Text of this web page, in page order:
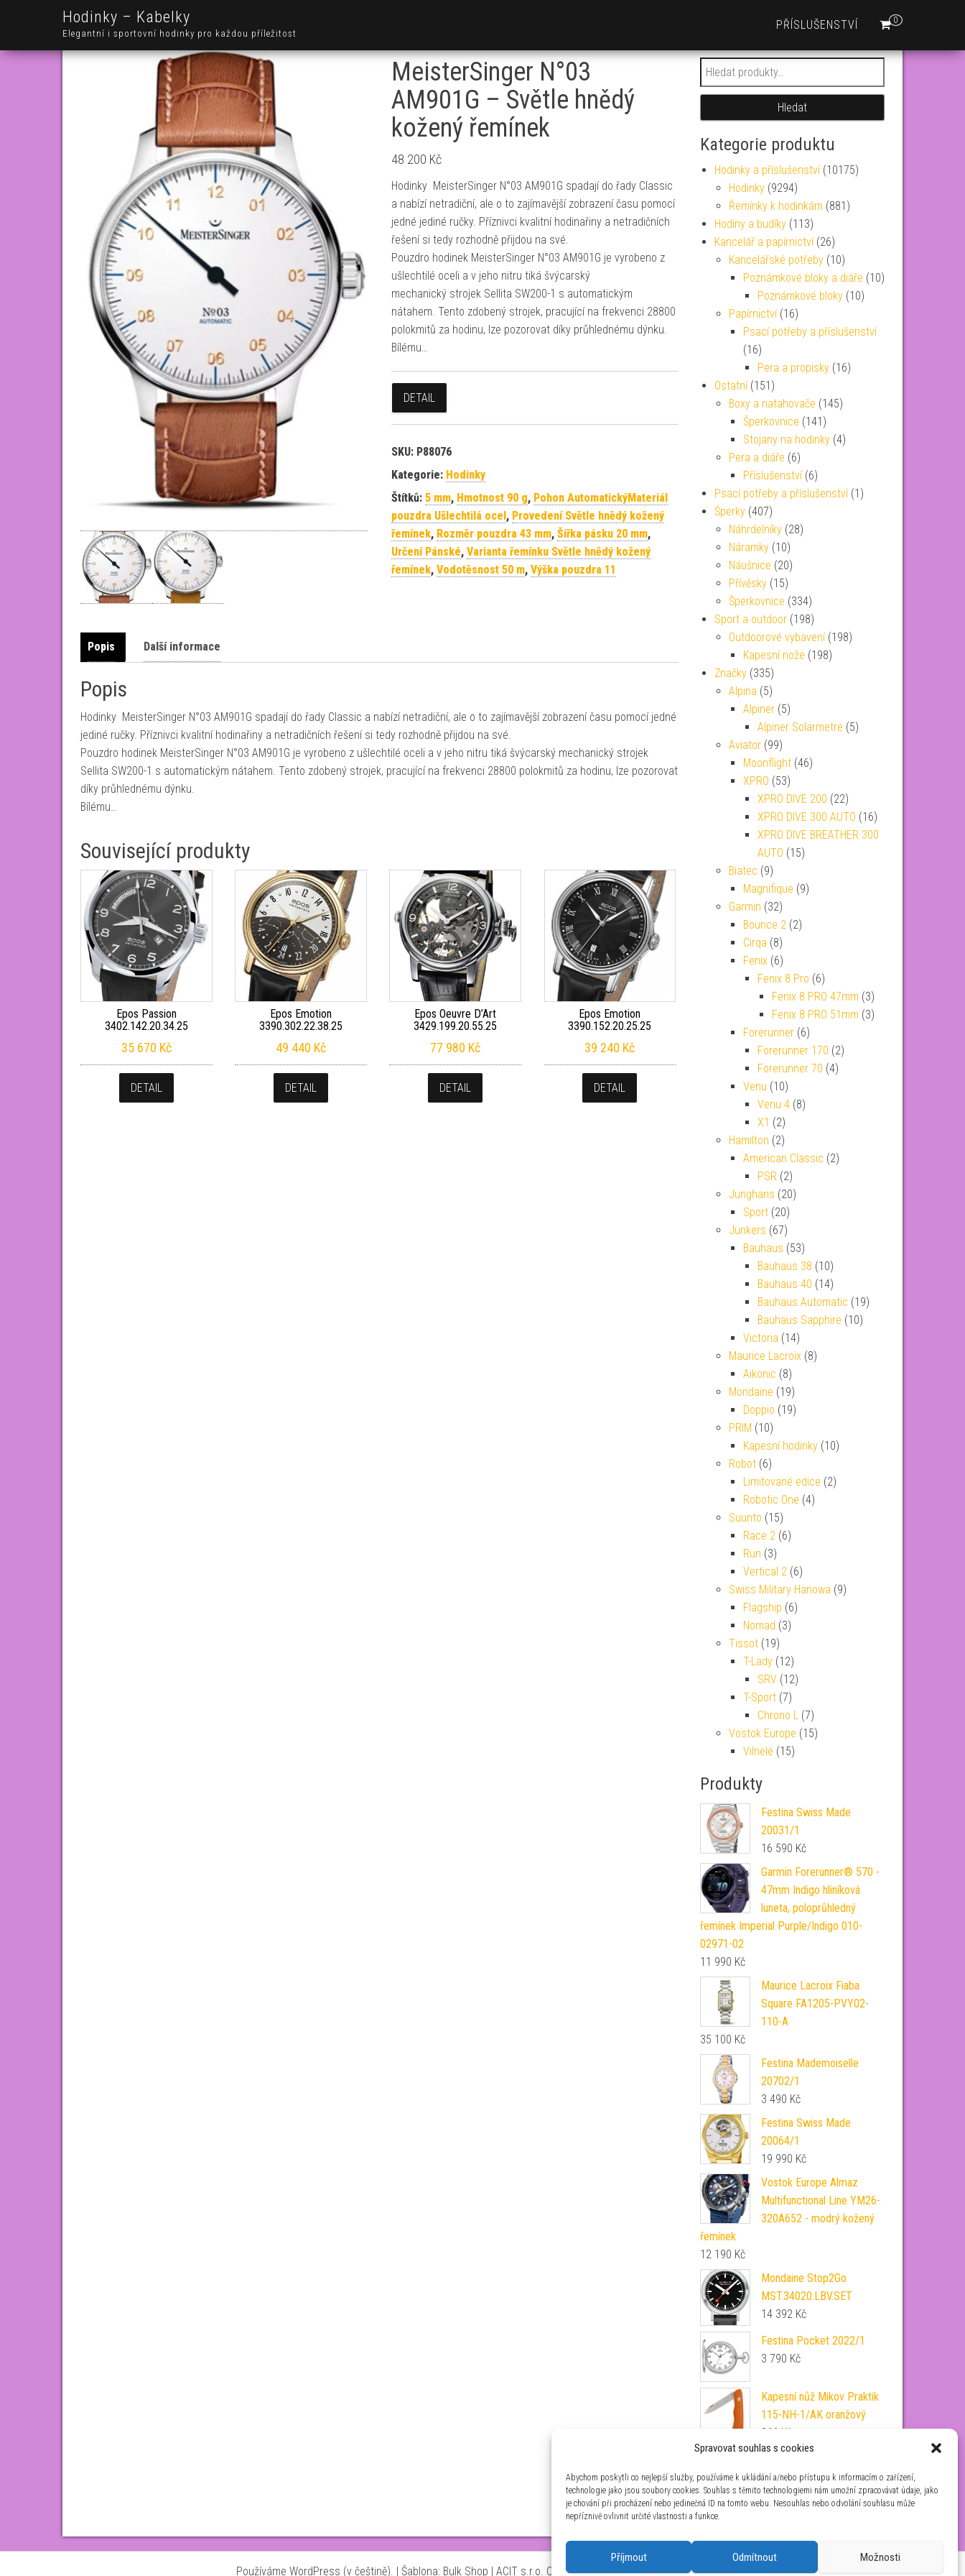
Spravovat souhlas s cookies
Abychom poskytli co nejlepší služby, používáme k ukládání a/nebo přístupu k informacím o zařízení,
technologie jako jsou soubory cookies. Souhlas s těmito technologiemi nám umožní zpracovávat údaje, jako
je chování při procházení nebo jedinečná ID na tomto webu. Nesouhlas nebo odvolání souhlasu může
nepříznivě ovlivnit určité vlastnosti a funkce.
Příjmout Odmítnout Možnosti
Hodinky – Kabelky
Elegantní i sportovní hodinky pro každou příležitost
0
PŘÍSLUŠENSTVÍ
MeisterSinger N°03
AM901G – Světle hnědý
kožený řemínek
48 200 Kč
Hodinky MeisterSinger N°03 AM901G spadají do řady Classic
a nabízí netradiční, ale o to zajímavější zobrazení času pomocí
jedné jediné ručky. Příznivci kvalitní hodinařiny a netradičních
řešení si tedy rozhodně přijdou na své.
Pouzdro hodinek MeisterSinger N°03 AM901G je vyrobeno z
ušlechtilé oceli a v jeho nitru tiká švýcarský
mechanický strojek Sellita SW200-1 s automatickým
nátahem. Tento zdobený strojek, pracující na frekvenci 28800
polokmitů za hodinu, lze pozorovat díky průhlednému dýnku.
Bílému…
DETAIL
SKU: P88076
Kategorie: Hodinky
Štítků: 5 mm, Hmotnost 90 g, Pohon AutomatickýMateriál
pouzdra Ušlechtilá ocel, Provedení Světle hnědý kožený
řemínek, Rozměr pouzdra 43 mm, Šířka pásku 20 mm,
Určení Pánské, Varianta řemínku Světle hnědý kožený
řemínek, Vodotěsnost 50 m, Výška pouzdra 11
Popis Další informace
Popis
Hodinky MeisterSinger N°03 AM901G spadají do řady Classic a nabízí netradiční, ale o to zajímavější zobrazení času pomocí jedné
jediné ručky. Příznivci kvalitní hodinařiny a netradičních řešení si tedy rozhodně přijdou na své.
Pouzdro hodinek MeisterSinger N°03 AM901G je vyrobeno z ušlechtilé oceli a v jeho nitru tiká švýcarský mechanický strojek
Sellita SW200-1 s automatickým nátahem. Tento zdobený strojek, pracující na frekvenci 28800 polokmitů za hodinu, lze pozorovat
díky průhlednému dýnku.
Bílému…
Související produkty
Epos Passion
3402.142.20.34.25
35 670 Kč
DETAIL
Epos Emotion
3390.302.22.38.25
49 440 Kč
DETAIL
Epos Oeuvre D’Art
3429.199.20.55.25
77 980 Kč
DETAIL
Epos Emotion
3390.152.20.25.25
39 240 Kč
DETAIL
Hledat:
Hledat
Kategorie produktu
Hodinky a příslušenství (10175)
Hodinky (9294)
Řemínky k hodinkám (881)
Hodiny a budíky (113)
Kancelář a papírnictví (26)
Kancelářské potřeby (10)
Poznámkové bloky a diáře (10)
Poznámkové bloky (10)
Papírnictví (16)
Psací potřeby a příslušenství
(16)
Pera a propisky (16)
Ostatní (151)
Boxy a natahovače (145)
Šperkovnice (141)
Stojany na hodinky (4)
Pera a diáře (6)
Příslušenství (6)
Psací potřeby a příslušenství (1)
Šperky (407)
Náhrdelníky (28)
Náramky (10)
Náušnice (20)
Přívěsky (15)
Šperkovnice (334)
Sport a outdoor (198)
Outdoorové vybavení (198)
Kapesní nože (198)
Značky (335)
Alpina (5)
Alpiner (5)
Alpiner Solarmetre (5)
Aviator (99)
Moonflight (46)
XPRO (53)
XPRO DIVE 200 (22)
XPRO DIVE 300 AUTO (16)
XPRO DIVE BREATHER 300
AUTO (15)
Biatec (9)
Magnifique (9)
Garmin (32)
Bounce 2 (2)
Cirqa (8)
Fenix (6)
Fenix 8 Pro (6)
Fenix 8 PRO 47mm (3)
Fenix 8 PRO 51mm (3)
Forerunner (6)
Forerunner 170 (2)
Forerunner 70 (4)
Venu (10)
Venu 4 (8)
X1 (2)
Hamilton (2)
American Classic (2)
PSR (2)
Junghans (20)
Sport (20)
Junkers (67)
Bauhaus (53)
Bauhaus 38 (10)
Bauhaus 40 (14)
Bauhaus Automatic (19)
Bauhaus Sapphire (10)
Victoria (14)
Maurice Lacroix (8)
Aikonic (8)
Mondaine (19)
Doppio (19)
PRIM (10)
Kapesní hodinky (10)
Robot (6)
Limitované edice (2)
Robotic One (4)
Suunto (15)
Race 2 (6)
Run (3)
Vertical 2 (6)
Swiss Military Hanowa (9)
Flagship (6)
Nomad (3)
Tissot (19)
T-Lady (12)
SRV (12)
T-Sport (7)
Chrono L (7)
Vostok Europe (15)
Vilnelé (15)
Produkty
Festina Swiss Made
20031/1
16 590 Kč
Garmin Forerunner® 570 -
47mm Indigo hliníková
luneta, poloprůhledný
řemínek Imperial Purple/Indigo 010-
02971-02
11 990 Kč
Maurice Lacroix Fiaba
Square FA1205-PVY02-
110-A
35 100 Kč
Festina Mademoiselle
20702/1
3 490 Kč
Festina Swiss Made
20064/1
19 990 Kč
Vostok Europe Almaz
Multifunctional Line YM26-
320A652 - modrý kožený
řemínek
12 190 Kč
Mondaine Stop2Go
MST.34020.LBV.SET
14 392 Kč
Festina Pocket 2022/1
3 790 Kč
Kapesní nůž Mikov Praktik
115-NH-1/AK oranžový
366 Kč
Aviator Airacobra 43 Type
A V.1.38.2.316.4
10 690Kč
Používáme WordPress (v češtině). | Šablona: Bulk Shop | ACIT s.r.o. Chodovská 228/3 Praha 4 IČ: 26454424